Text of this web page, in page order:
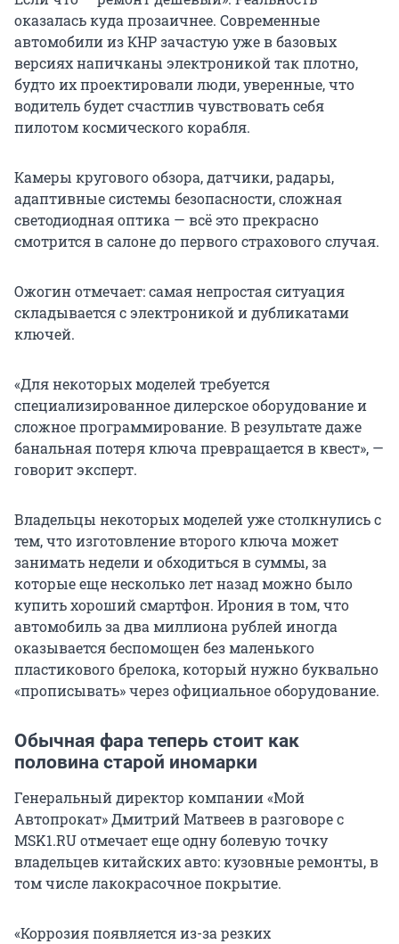
оказалась куда прозаичнее. Современные
автомобили из КНР зачастую уже в базовых
версиях напичканы электроникой так плотно,
будто их проектировали люди, уверенные, что
водитель будет счастлив чувствовать себя
пилотом космического корабля.
Камеры кругового обзора, датчики, радары,
адаптивные системы безопасности, сложная
светодиодная оптика — всё это прекрасно
смотрится в салоне до первого страхового случая.
Ожогин отмечает: самая непростая ситуация
складывается с электроникой и дубликатами
ключей.
«Для некоторых моделей требуется
специализированное дилерское оборудование и
сложное программирование. В результате даже
банальная потеря ключа превращается в квест», —
говорит эксперт.
Владельцы некоторых моделей уже столкнулись с
тем, что изготовление второго ключа может
занимать недели и обходиться в суммы, за
которые еще несколько лет назад можно было
купить хороший смартфон. Ирония в том, что
автомобиль за два миллиона рублей иногда
оказывается беспомощен без маленького
пластикового брелока, который нужно буквально
«прописывать» через официальное оборудование.
Обычная фара теперь стоит как
половина старой иномарки
Генеральный директор компании «Мой
Автопрокат» Дмитрий Матвеев в разговоре с
MSK1.RU отмечает еще одну болевую точку
владельцев китайских авто: кузовные ремонты, в
том числе лакокрасочное покрытие.
«Коррозия появляется из-за резких